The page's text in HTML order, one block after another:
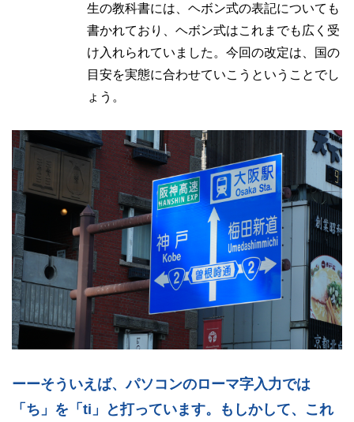
生の教科書には、ヘボン式の表記についても
書かれており、ヘボン式はこれまでも広く受
け入れられていました。今回の改定は、国の
目安を実態に合わせていこうということでし
ょう。
ーーそういえば、パソコンのローマ字入力では
「ち」を「ti」と打っています。もしかして、これ